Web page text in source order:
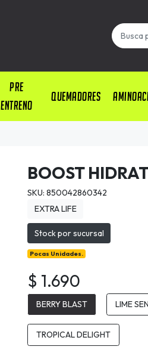
PRE
ENTRENO
QUEMADORES
BOOST
SKU: 850042860342
EXTRA LIFE
Stock por sucursal
Pocas Unidades.
$ 1.690
BERRY BLAST LIME
TROPICAL DELIGHT